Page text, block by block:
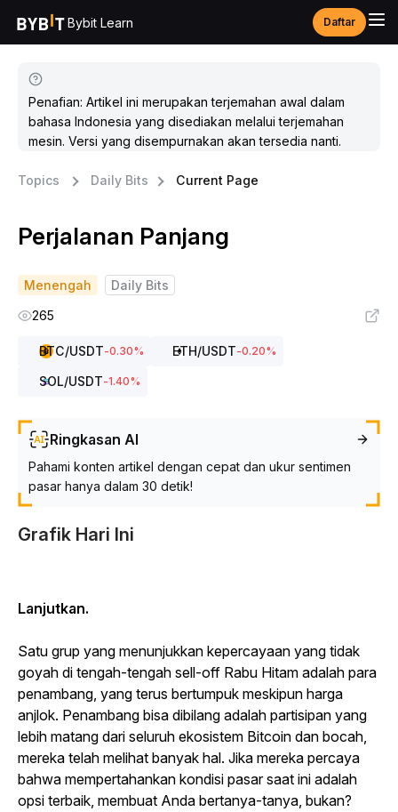
Bybit Learn Daftar
Penafian: Artikel ini merupakan terjemahan awal dalam
bahasa Indonesia yang disediakan melalui terjemahan
mesin. Versi yang disempurnakan akan tersedia nanti.
Topics Daily Bits Current Page
Perjalanan Panjang
Menengah
Daily Bits
265
BTC/USDT-0.30% ETH/USDT-0.20%
SOL/USDT-1.40%
Ringkasan AI
Pahami konten artikel dengan cepat dan ukur sentimen
pasar hanya dalam 30 detik!
Grafik Hari Ini
Lanjutkan.
Satu grup yang menunjukkan kepercayaan yang tidak
goyah di tengah-tengah sell-off Rabu Hitam adalah para
penambang, yang terus bertumpuk meskipun harga
anjlok. Penambang bisa dibilang adalah partisipan yang
lebih matang dari seluruh ekosistem Bitcoin dan bocah,
mereka telah melihat banyak hal. Jika mereka percaya
bahwa mempertahankan kondisi pasar saat ini adalah
opsi terbaik, membuat Anda bertanya-tanya, bukan?